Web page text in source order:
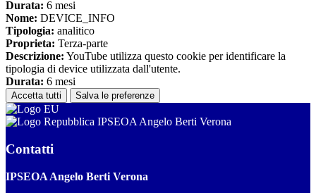
Durata: 6 mesi
Nome: DEVICE_INFO
Tipologia: analitico
Proprieta: Terza-parte
Descrizione: YouTube utilizza questo cookie per identificare la
tipologia di device utilizzata dall'utente.
Durata: 6 mesi
Accetta tutti Salva le preferenze
IPSEOA Angelo Berti Verona
Contatti
IPSEOA Angelo Berti Verona